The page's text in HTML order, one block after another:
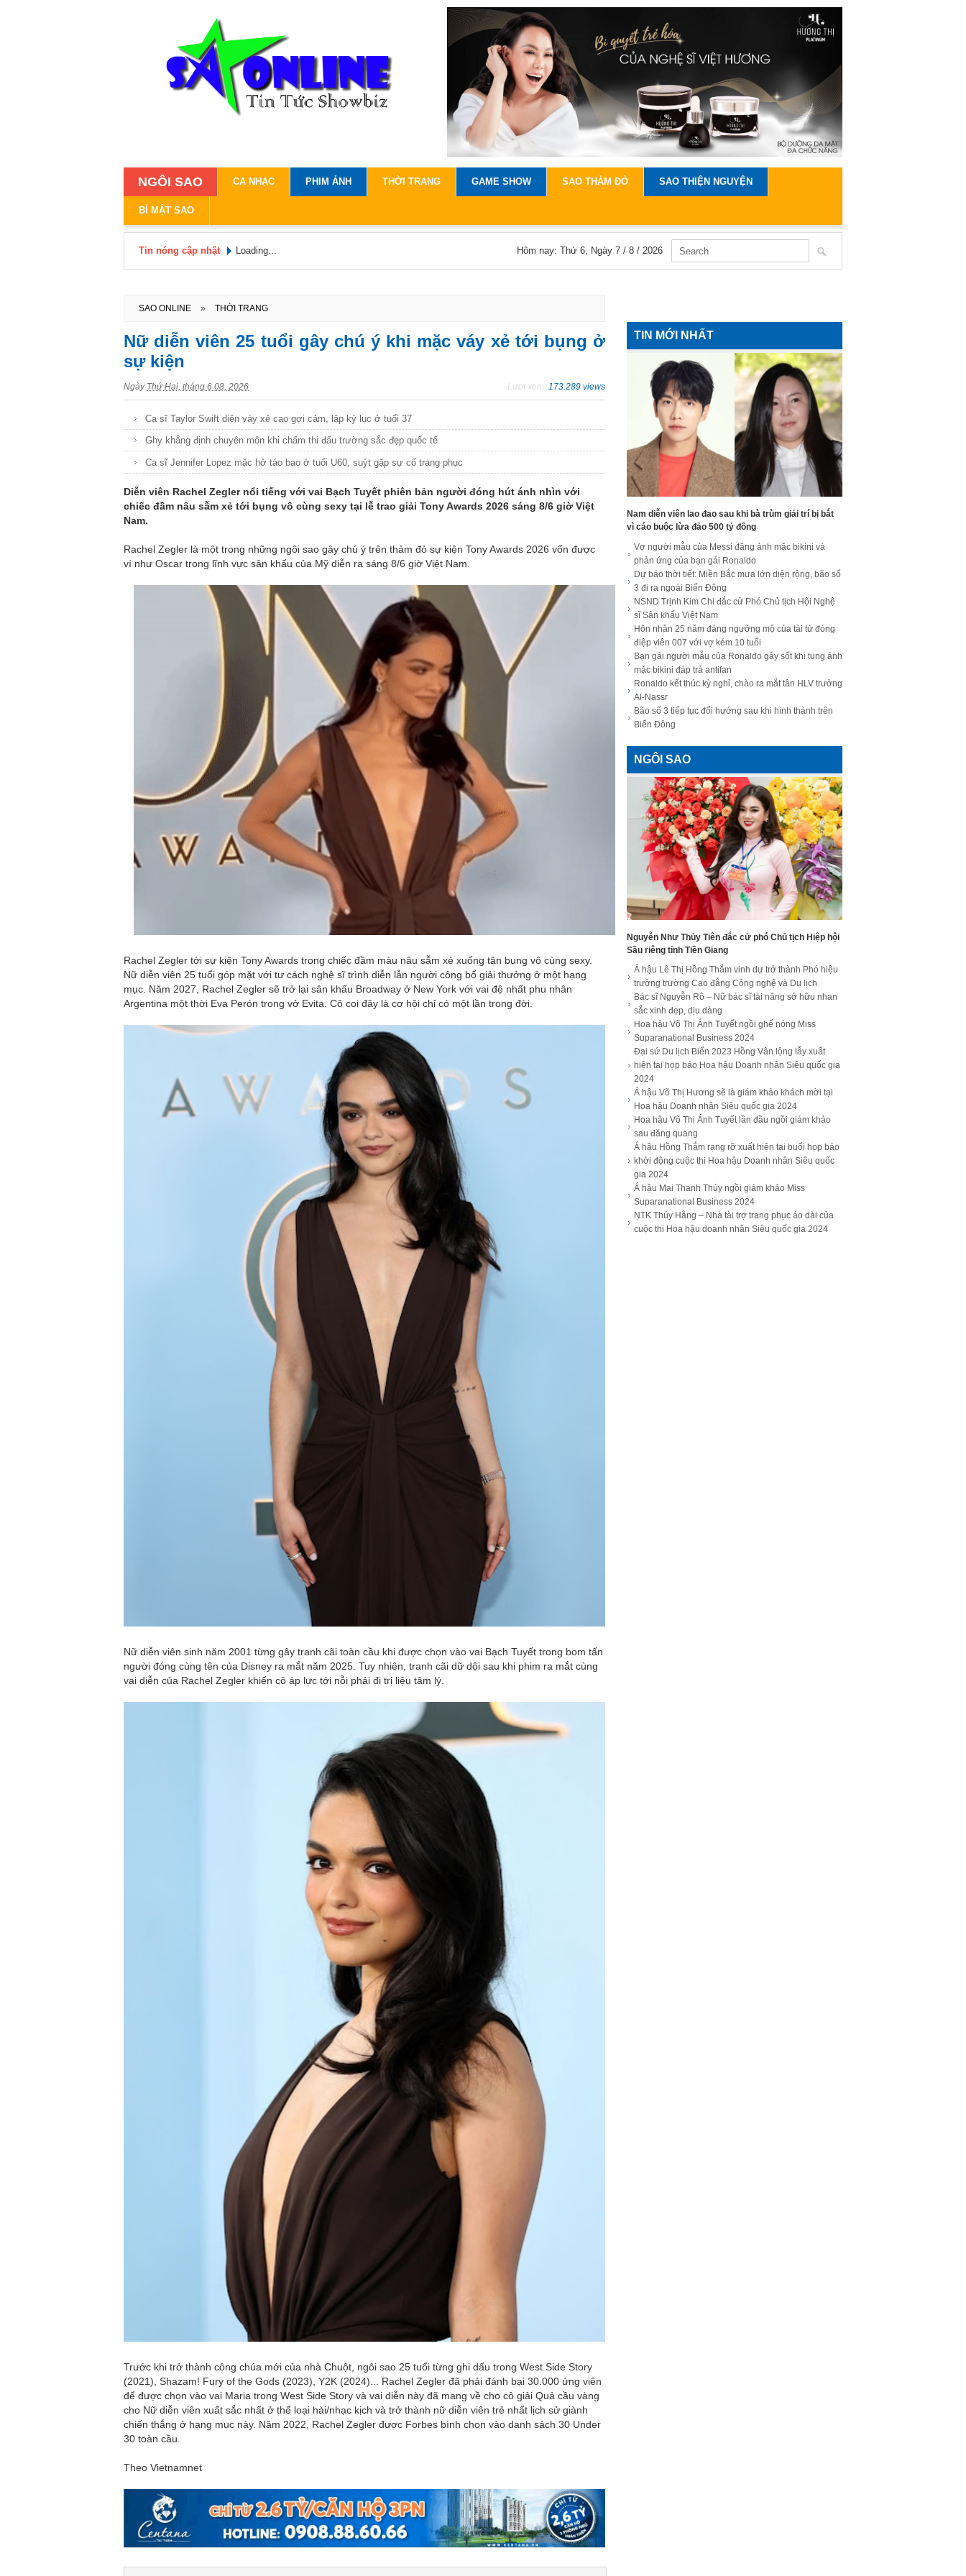
NGÔI SAO CA NHẠC PHIM ẢNH THỜI TRANG GAME SHOW SAO THẢM ĐỎ SAO THIỆN NGUYỆN
BÍ MẬT SAO
Tin nóng cập nhật Loading... Hôm nay: Thứ 6, Ngày 7 / 8 / 2026
SAO ONLINE » THỜI TRANG
Nữ diễn viên 25 tuổi gây chú ý khi mặc váy xẻ tới bụng ở
sự kiện
Ngày Thứ Hai, tháng 6 08, 2026 Lượt xem: 173.289 views
Ca sĩ Taylor Swift diện váy xẻ cao gợi cảm, lập kỷ lục ở tuổi 37
Ghy khẳng định chuyên môn khi chấm thi đấu trường sắc đẹp quốc tế
Ca sĩ Jennifer Lopez mặc hở táo bạo ở tuổi U60, suýt gặp sự cố trang phục
Diễn viên Rachel Zegler nổi tiếng với vai Bạch Tuyết phiên bản người đóng hút ánh nhìn với
chiếc đầm nâu sẫm xẻ tới bụng vô cùng sexy tại lễ trao giải Tony Awards 2026 sáng 8/6 giờ Việt
Nam.
Rachel Zegler là một trong những ngôi sao gây chú ý trên thảm đỏ sự kiện Tony Awards 2026 vốn được
ví như Oscar trong lĩnh vực sân khấu của Mỹ diễn ra sáng 8/6 giờ Việt Nam.
Rachel Zegler tới sự kiện Tony Awards trong chiếc đầm màu nâu sẫm xẻ xuống tận bụng vô cùng sexy.
Nữ diễn viên 25 tuổi góp mặt với tư cách nghệ sĩ trình diễn lẫn người công bố giải thưởng ở một hạng
mục. Năm 2027, Rachel Zegler sẽ trở lại sân khấu Broadway ở New York với vai đệ nhất phu nhân
Argentina một thời Eva Perón trong vở Evita. Cô coi đây là cơ hội chỉ có một lần trong đời.
Nữ diễn viên sinh năm 2001 từng gây tranh cãi toàn cầu khi được chọn vào vai Bạch Tuyết trong bom tấn
người đóng cùng tên của Disney ra mắt năm 2025. Tuy nhiên, tranh cãi dữ dội sau khi phim ra mắt cùng
vai diễn của Rachel Zegler khiến cô áp lực tới nỗi phải đi trị liệu tâm lý.
Trước khi trở thành công chúa mới của nhà Chuột, ngôi sao 25 tuổi từng ghi dấu trong West Side Story
(2021), Shazam! Fury of the Gods (2023), Y2K (2024)... Rachel Zegler đã phải đánh bại 30.000 ứng viên
để được chọn vào vai Maria trong West Side Story và vai diễn này đã mang về cho cô giải Quả cầu vàng
cho Nữ diễn viên xuất sắc nhất ở thể loại hài/nhạc kịch và trở thành nữ diễn viên trẻ nhất lịch sử giành
chiến thắng ở hạng mục này. Năm 2022, Rachel Zegler được Forbes bình chọn vào danh sách 30 Under
30 toàn cầu.
Theo Vietnamnet
TIN MỚI NHẤT
Nam diễn viên lao đao sau khi bà trùm giải trí bị bắt
vì cáo buộc lừa đảo 500 tỷ đồng
Vợ người mẫu của Messi đăng ảnh mặc bikini và
phản ứng của bạn gái Ronaldo
Dự báo thời tiết: Miền Bắc mưa lớn diện rộng, bão số
3 đi ra ngoài Biển Đông
NSND Trịnh Kim Chi đắc cử Phó Chủ tịch Hội Nghệ
sĩ Sân khấu Việt Nam
Hôn nhân 25 năm đáng ngưỡng mộ của tài tử đóng
điệp viên 007 với vợ kém 10 tuổi
Bạn gái người mẫu của Ronaldo gây sốt khi tung ảnh
mặc bikini đáp trả antifan
Ronaldo kết thúc kỳ nghỉ, chào ra mắt tân HLV trưởng
Al-Nassr
Bão số 3 tiếp tục đổi hướng sau khi hình thành trên
Biển Đông
NGÔI SAO
Nguyễn Như Thủy Tiên đắc cử phó Chủ tịch Hiệp hội
Sầu riêng tỉnh Tiền Giang
Á hậu Lê Thị Hồng Thắm vinh dự trở thành Phó hiệu
trưởng trường Cao đẳng Công nghệ và Du lịch
Bác sĩ Nguyễn Rô – Nữ bác sĩ tài năng sở hữu nhan
sắc xinh đẹp, dịu dàng
Hoa hậu Võ Thị Ánh Tuyết ngồi ghế nóng Miss
Suparanational Business 2024
Đại sứ Du lịch Biển 2023 Hồng Vân lộng lẫy xuất
hiện tại họp báo Hoa hậu Doanh nhân Siêu quốc gia
2024
Á hậu Võ Thị Hương sẽ là giám khảo khách mời tại
Hoa hậu Doanh nhân Siêu quốc gia 2024
Hoa hậu Võ Thị Ánh Tuyết lần đầu ngồi giám khảo
sau đăng quang
Á hậu Hồng Thắm rạng rỡ xuất hiện tại buổi họp báo
khởi động cuộc thi Hoa hậu Doanh nhân Siêu quốc
gia 2024
Á hậu Mai Thanh Thủy ngồi giám khảo Miss
Suparanational Business 2024
NTK Thúy Hằng – Nhà tài trợ trang phục áo dài của
cuộc thi Hoa hậu doanh nhân Siêu quốc gia 2024